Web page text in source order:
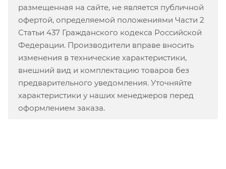
размещенная на сайте, не является публичной
офертой, определяемой положениями Части 2
Статьи 437 Гражданского кодекса Российской
Федерации. Производители вправе вносить
изменения в технические характеристики,
внешний вид и комплектацию товаров без
предварительного уведомления. Уточняйте
характеристики у наших менеджеров перед
оформлением заказа.